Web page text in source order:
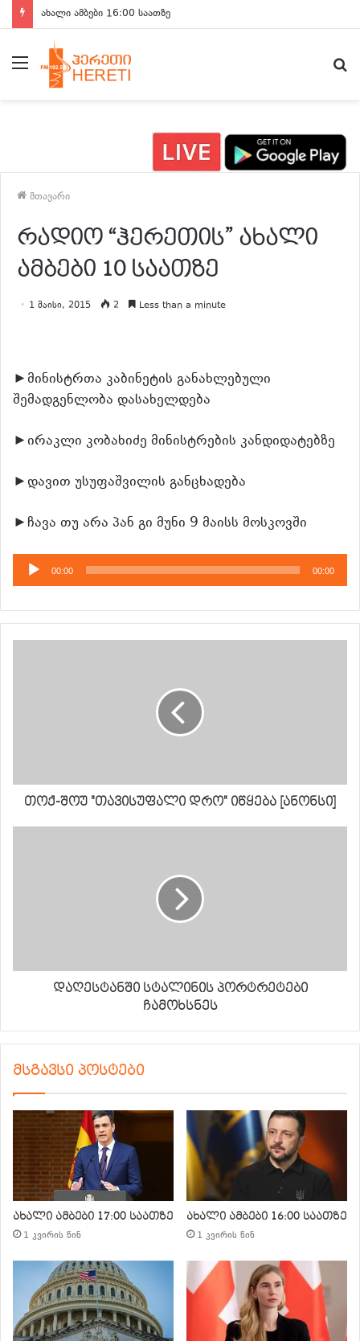
ახალი ამბები 16:00 საათზე
მენიუ
მთავარი
რადიო “ჰერეთის” ახალი
ამბები 10 საათზე
1 მაისი, 2015 2 Less than a minute
►მინისტრთა კაბინეტის განახლებული
შემადგენლობა დასახელდება
►ირაკლი კობახიძე მინისტრების კანდიდატებზე
►დავით უსუფაშვილის განცხადება
►ჩავა თუ არა პან გი მუნი 9 მაისს მოსკოვში
აუდიო
დამკვრელი
00:00 00:00
თოქ-შოუ "თავისუფალი დრო" იწყება [ანონსი]
დაღესტანში სტალინის პორტრეტები
ჩამოხსნეს
მსგავსი პოსტები
ახალი ამბები 17:00 საათზე
1 კვირის წინ
ახალი ამბები 16:00 საათზე
1 კვირის წინ